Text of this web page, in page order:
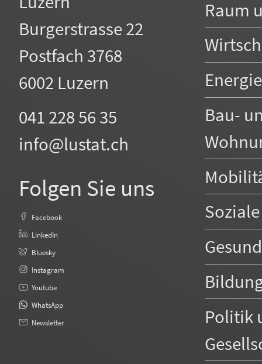
Burgerstrasse 22
Postfach 3768
6002 Luzern
041 228 56 35
info@lustat.ch
Folgen Sie uns
Facebook
LinkedIn
Bluesky
Instagram
Youtube
WhatsApp
Newsletter
Raum
Energie
Bau-
Politik